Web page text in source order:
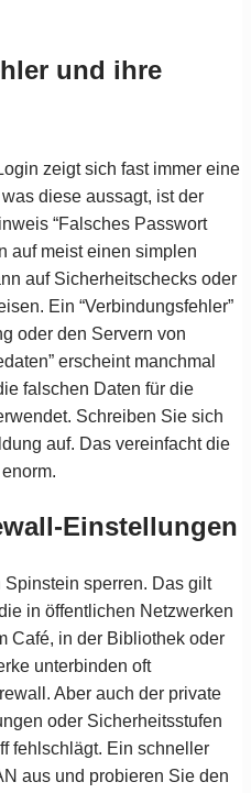
und ihre
zeigt sich fast immer eine
diese aussagt, ist der
“Falsches Passwort
auf meist einen simplen
auf Sicherheitschecks oder
Ein “Verbindungsfehler”
oder den Servern von
erscheint manchmal
falschen Daten für die
Schreiben Sie sich
auf. Das vereinfacht die
Einstellungen
Spinstein sperren. Das gilt
in öffentlichen Netzwerken
Café, in der Bibliothek oder
unterbinden oft
Aber auch der private
oder Sicherheitsstufen
fehlschlägt. Ein schneller
aus und probieren Sie den